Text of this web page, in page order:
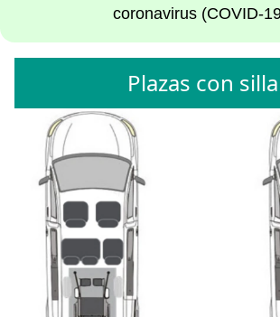
coronavirus (COVID-
Plazas con silla